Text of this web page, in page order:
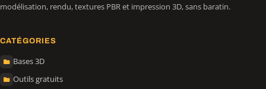
modélisation, rendu, textures PBR et impression 3D, sans baratin.
CATÉGORIES
Bases 3D
Outils gratuits